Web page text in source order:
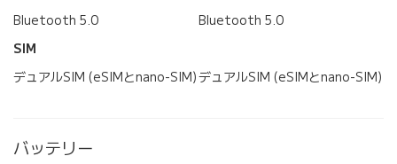
Bluetooth 5.0
Bluetooth 5.0
SIM
デュアルSIM (eSIMとnano-SIM)デュアルSIM (eSIMとnano-SIM)
バッテリー